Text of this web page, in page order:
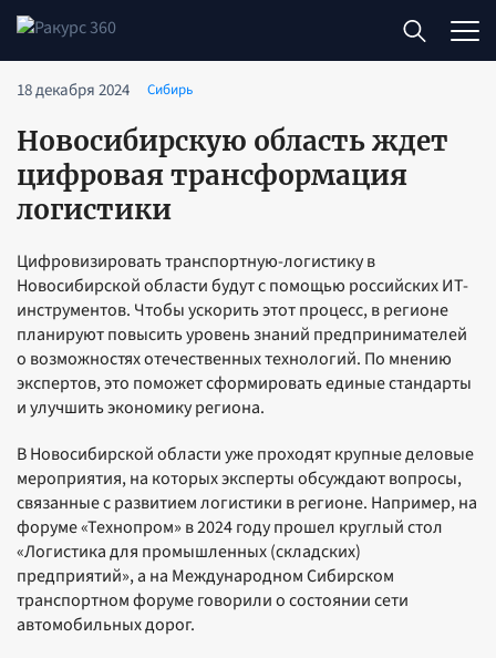
18 декабря 2024 Сибирь
Новосибирскую область ждет
цифровая трансформация
логистики
Цифровизировать транспортную-логистику в
Новосибирской области будут с помощью российских ИТ-
инструментов. Чтобы ускорить этот процесс, в регионе
планируют повысить уровень знаний предпринимателей
о возможностях отечественных технологий. По мнению
экспертов, это поможет сформировать единые стандарты
и улучшить экономику региона.
В Новосибирской области уже проходят крупные деловые
мероприятия, на которых эксперты обсуждают вопросы,
связанные с развитием логистики в регионе. Например, на
форуме «Технопром» в 2024 году прошел круглый стол
«Логистика для промышленных (складских)
предприятий», а на Международном Сибирском
транспортном форуме говорили о состоянии сети
автомобильных дорог.